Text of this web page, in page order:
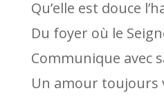
Qu’elle est douce
Du foyer où le
Communique avec
Un amour toujours